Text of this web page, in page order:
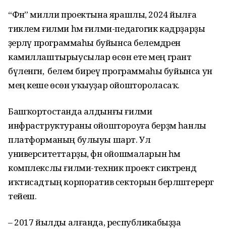
“Фән” милли проектына ярашлы, 2024 йылға
тиклем ғилми һәм ғилми-педагогик кадрҙарҙы
әҙерләү программаһы буйынса белемдәрен
камиллаштырыусылар өсөн ете мең грант
бүленгән, ә белем биреү программаһы буйынса ун
мең кеше өсөн уҡыуҙар ойоштороласаҡ.
Башҡортостанда алдынғы ғилми
инфраструктураны ойоштороуға берҙәм һанлы
платформаның булыуы шарт. Ул
университеттарҙы, фән ойошмаларын һәм
комплекслы ғилми-техник проект сиктәрендә
иҡтисадтың корпоратив секторын берләштерергә
тейеш.
– 2017 йылды алғанда, республикабыҙҙа